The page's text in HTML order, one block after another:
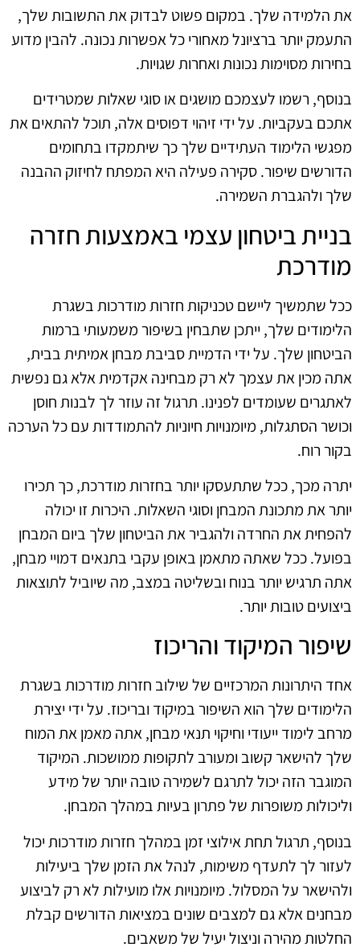
את הלמידה שלך. במקום פשוט לבדוק את התשובות שלך,
התעמק יותר ברציונל מאחורי כל אפשרות נכונה. להבין מדוע
בחירות מסוימות נכונות ואחרות שגויות.
בנוסף, רשמו לעצמכם מושגים או סוגי שאלות שמטרידים
אתכם בעקביות. על ידי זיהוי דפוסים אלה, תוכל להתאים את
מפגשי הלימוד העתידיים שלך כך שיתמקדו בתחומים
הדורשים שיפור. סקירה פעילה היא המפתח לחיזוק ההבנה
שלך ולהגברת השמירה.
בניית ביטחון עצמי באמצעות חזרה
מודרכת
ככל שתמשיך ליישם טכניקות חזרות מודרכות בשגרת
הלימודים שלך, ייתכן שתבחין בשיפור משמעותי ברמות
הביטחון שלך. על ידי הדמיית סביבת מבחן אמיתית בבית,
אתה מכין את עצמך לא רק מבחינה אקדמית אלא גם נפשית
לאתגרים שעומדים לפנינו. תרגול זה עוזר לך לבנות חוסן
וכושר הסתגלות, מיומנויות חיוניות להתמודדות עם כל הערכה
בקור רוח.
יתרה מכך, ככל שתתעסקו יותר בחזרות מודרכת, כך תכירו
יותר את מתכונת המבחן וסוגי השאלות. היכרות זו יכולה
להפחית את החרדה ולהגביר את הביטחון שלך ביום המבחן
בפועל. ככל שאתה מתאמן באופן עקבי בתנאים דמויי מבחן,
אתה תרגיש יותר בנוח ובשליטה במצב, מה שיוביל לתוצאות
ביצועים טובות יותר.
שיפור המיקוד והריכוז
אחד היתרונות המרכזיים של שילוב חזרות מודרכות בשגרת
הלימודים שלך הוא השיפור במיקוד ובריכוז. על ידי יצירת
מרחב לימוד ייעודי וחיקוי תנאי מבחן, אתה מאמן את המוח
שלך להישאר קשוב ומעורב לתקופות ממושכות. המיקוד
המוגבר הזה יכול לתרגם לשמירה טובה יותר של מידע
וליכולות משופרות של פתרון בעיות במהלך המבחן.
בנוסף, תרגול תחת אילוצי זמן במהלך חזרות מודרכות יכול
לעזור לך לתעדף משימות, לנהל את הזמן שלך ביעילות
ולהישאר על המסלול. מיומנויות אלו מועילות לא רק לביצוע
מבחנים אלא גם למצבים שונים במציאות הדורשים קבלת
החלטות מהירה וניצול יעיל של משאבים.